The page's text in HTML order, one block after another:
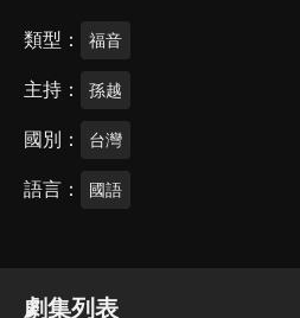
類型 福音
主持 孫越
國別 台灣
語言 國語
劇集列表